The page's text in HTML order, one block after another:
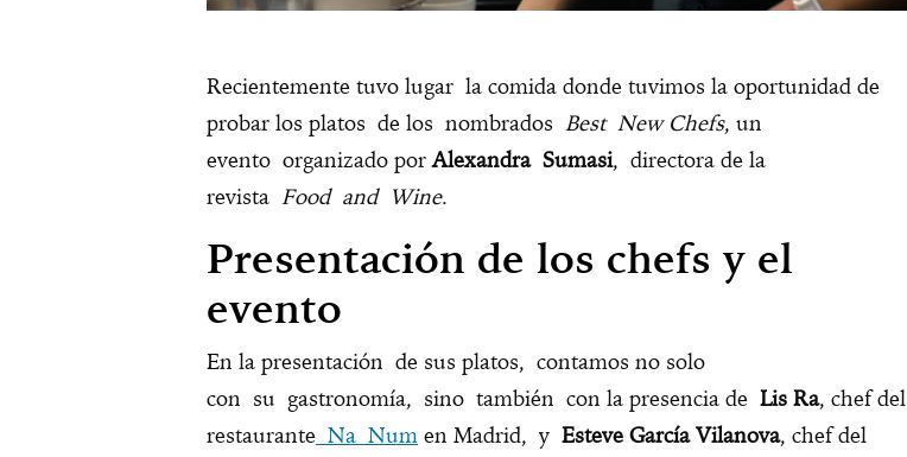
Recientemente tuvo lugar la comida donde tuvimos la oportunidad de
probar los platos de los nombrados Best New Chefs, un
evento organizado porAlexandra Sumasi, directora de la
revista Food and Wine.
Presentación de los chefs y el
evento
En la presentación de sus platos, contamos no solo
con su gastronomía, sino también con la presencia de Lis Ra, chef del
restaurante Na Num en Madrid, y Esteve García Vilanova, chef del